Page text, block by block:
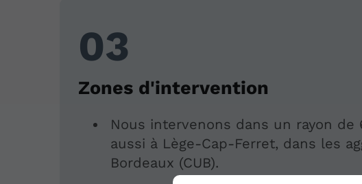
Zones d'intervention
Nous intervenons dans un rayon de
aussi à Lège-Cap-Ferret, dans les
Bordeaux (CUB).